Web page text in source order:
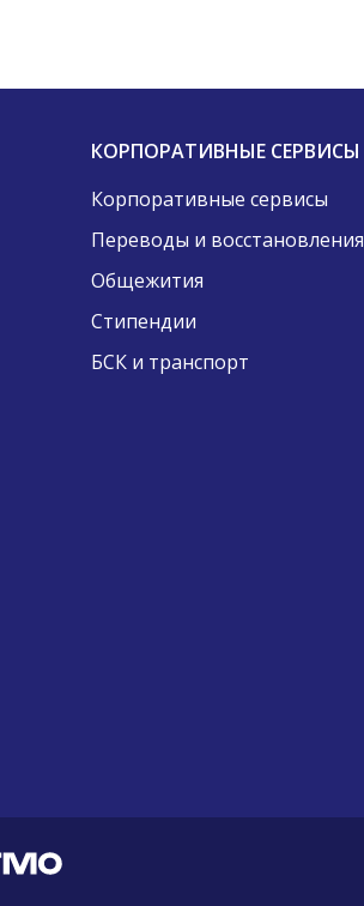
КОРПОРАТИВНЫЕ СЕРВИСЫ
Корпоративные сервисы
Переводы и восстановления
Общежития
Стипендии
БСК и транспорт